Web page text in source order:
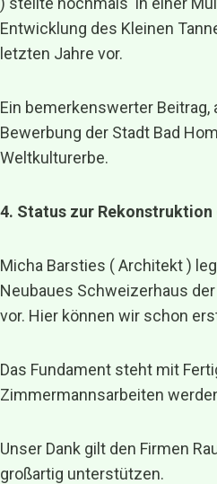
Entwicklung des Kleinen
letzten Jahre vor.
Ein bemerkenswerter
Bewerbung der Stadt Bad
Weltkulturerbe.
4. Status zur Rekonstruktion
Micha Barsties ( Architekt )
Neubaues Schweizerhaus
vor. Hier können wir schon
Das Fundament steht mit
Zimmermannsarbeiten
Unser Dank gilt den Firmen
großartig unterstützen.